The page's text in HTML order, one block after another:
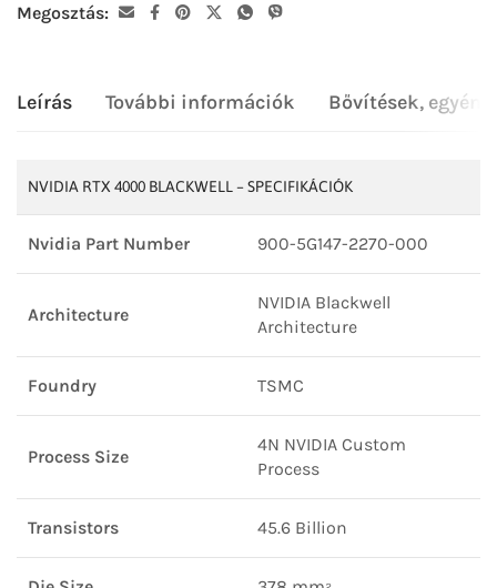
Megosztás:
Leírás További információk Bővítések,
NVIDIA RTX 4000 BLACKWELL – SPECIFIKÁCIÓK
Nvidia Part Number 900-5G147-2270-000
Architecture
NVIDIA Blackwell
Architecture
Foundry TSMC
Process Size
4N NVIDIA Custom
Process
Transistors 45.6 Billion